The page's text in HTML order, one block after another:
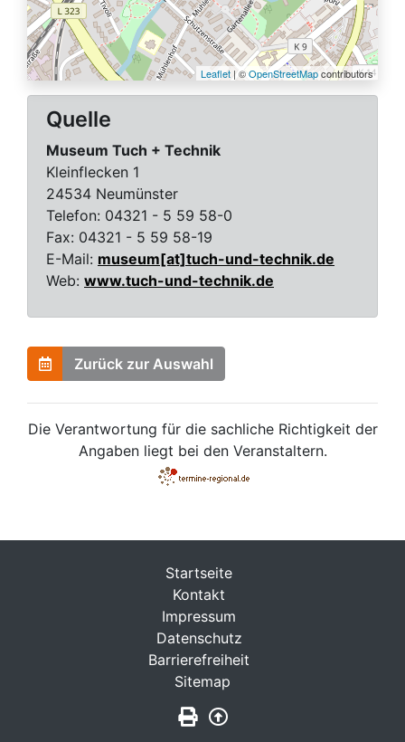
Leaflet | ©OpenStreetMapcontributors
Quelle
Museum Tuch + Technik
Kleinflecken 1
24534 Neumünster
Telefon: 04321 - 5 59 58-0
Fax: 04321 - 5 59 58-19
E-Mail: museum[at]tuch-und-technik.de
Web: www.tuch-und-technik.de
Zurück zur Auswahl
Die Verantwortung für die sachliche Richtigkeit der
Angaben liegt bei den Veranstaltern.
Startseite
Kontakt
Impressum
Datenschutz
Barrierefreiheit
Sitemap
Seite drucken
Zurück nach oben